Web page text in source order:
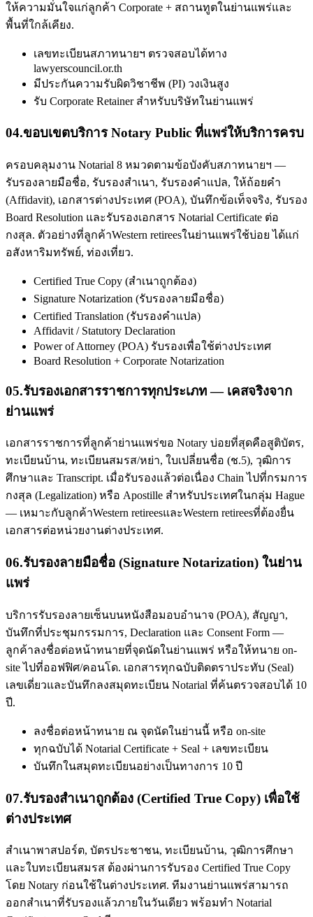
ให้ความมั่นใจแก่ลูกค้า Corporate + สถานทูตในย่านแพร่และ
พื้นที่ใกล้เคียง.
เลขทะเบียนสภาทนายฯ ตรวจสอบได้ทาง
lawyerscouncil.or.th
มีประกันความรับผิดวิชาชีพ (PI) วงเงินสูง
รับ Corporate Retainer สำหรับบริษัทในย่านแพร่
04.ขอบเขตบริการ Notary Public ที่แพร่ให้บริการครบ
ครอบคลุมงาน Notarial 8 หมวดตามข้อบังคับสภาทนายฯ —
รับรองลายมือชื่อ, รับรองสำเนา, รับรองคำแปล, ให้ถ้อยคำ
(Affidavit), เอกสารต่างประเทศ (POA), บันทึกข้อเท็จจริง, รับรอง
Board Resolution และรับรองเอกสาร Notarial Certificate ต่อ
กงสุล. ตัวอย่างที่ลูกค้าWestern retireesในย่านแพร่ใช้บ่อย ได้แก่
อสังหาริมทรัพย์, ท่องเที่ยว.
Certified True Copy (สำเนาถูกต้อง)
Signature Notarization (รับรองลายมือชื่อ)
Certified Translation (รับรองคำแปล)
Affidavit / Statutory Declaration
Power of Attorney (POA) รับรองเพื่อใช้ต่างประเทศ
Board Resolution + Corporate Notarization
05.รับรองเอกสารราชการทุกประเภท — เคสจริงจาก
ย่านแพร่
เอกสารราชการที่ลูกค้าย่านแพร่ขอ Notary บ่อยที่สุดคือสูติบัตร,
ทะเบียนบ้าน, ทะเบียนสมรส/หย่า, ใบเปลี่ยนชื่อ (ช.5), วุฒิการ
ศึกษาและ Transcript. เมื่อรับรองแล้วต่อเนื่อง Chain ไปที่กรมการ
กงสุล (Legalization) หรือ Apostille สำหรับประเทศในกลุ่ม Hague
— เหมาะกับลูกค้าWestern retireesและWestern retireesที่ต้องยื่น
เอกสารต่อหน่วยงานต่างประเทศ.
06.รับรองลายมือชื่อ (Signature Notarization) ในย่าน
แพร่
บริการรับรองลายเซ็นบนหนังสือมอบอำนาจ (POA), สัญญา,
บันทึกที่ประชุมกรรมการ, Declaration และ Consent Form —
ลูกค้าลงชื่อต่อหน้าทนายที่จุดนัดในย่านแพร่ หรือให้ทนาย on-
site ไปที่ออฟฟิศ/คอนโด. เอกสารทุกฉบับติดตราประทับ (Seal)
เลขเดี่ยวและบันทึกลงสมุดทะเบียน Notarial ที่ค้นตรวจสอบได้ 10
ปี.
ลงชื่อต่อหน้าทนาย ณ จุดนัดในย่านนี้ หรือ on-site
ทุกฉบับได้ Notarial Certificate + Seal + เลขทะเบียน
บันทึกในสมุดทะเบียนอย่างเป็นทางการ 10 ปี
07.รับรองสำเนาถูกต้อง (Certified True Copy) เพื่อใช้
ต่างประเทศ
สำเนาพาสปอร์ต, บัตรประชาชน, ทะเบียนบ้าน, วุฒิการศึกษา
และใบทะเบียนสมรส ต้องผ่านการรับรอง Certified True Copy
โดย Notary ก่อนใช้ในต่างประเทศ. ทีมงานย่านแพร่สามารถ
ออกสำเนาที่รับรองแล้วภายในวันเดียว พร้อมทำ Notarial